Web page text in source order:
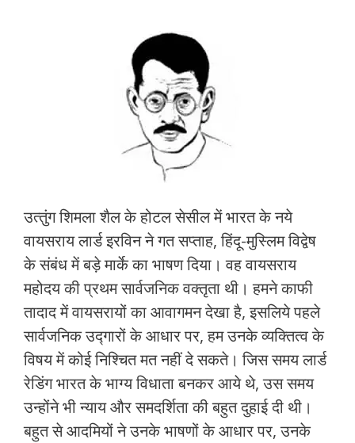
उत्‍तुंग शिमला शैल के होटल सेसील में भारत के नये
वायसराय लार्ड इरविन ने गत सप्‍ताह, हिंदू-मुस्लिम विद्वेष
के संबंध में बड़े मार्के का भाषण दिया। वह वायसराय
महोदय की प्रथम सार्वजनिक वक्‍तृता थी। हमने काफी
तादाद में वायसरायों का आवागमन देखा है, इसलिये पहले
सार्वजनिक उद्गारों के आधार पर, हम उनके व्‍यक्तित्‍व के
विषय में कोई निश्चित मत नहीं दे सकते। जिस समय लार्ड
रेडिंग भारत के भाग्‍य विधाता बनकर आये थे, उस समय
उन्‍होंने भी न्‍याय और समदर्शिता की बहुत दुहाई दी थी।
बहुत से आदमियों ने उनके भाषणों के आधार पर, उनके